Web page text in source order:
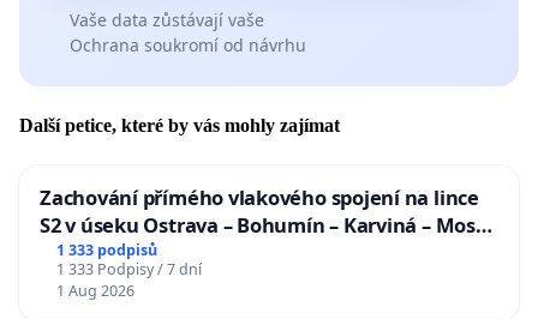
Vaše data zůstávají vaše
Ochrana soukromí od návrhu
Další petice, které by vás mohly zajímat
Zachování přímého vlakového spojení na lince
S2 v úseku Ostrava – Bohumín – Karviná – Mosty
u Jablunkova
1 333 podpisů
1 333 Podpisy / 7 dní
1 Aug 2026